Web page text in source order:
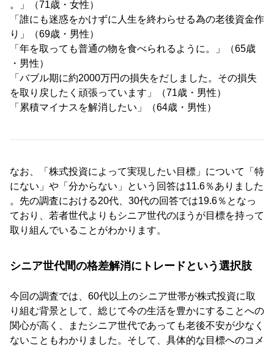
。」（71歳・女性）
「誰にも迷惑をかけずに人生を終わらせる為の老後資金作
り」（69歳・男性）
「年を取っても普通の物を食べられるように。」（65歳
・男性）
「バブル期に約2000万円の損失をだしました。その損失
を取り戻したく頑張っています」（71歳・男性）
「累積マイナスを解消したい」（64歳・男性）
なお、「株式投資によって実現したい目標」について「特
にない」や「分からない」という回答は11.6％ありました
。先の調査における20代、30代の回答では19.6％となっ
ており、若者世代よりもシニア世代のほうが目標を持って
取り組んでいることがわかります。
シニア世代間の格差解消にトレードという選択肢
今回の調査では、60代以上のシニア世帯が株式投資に取
り組む背景として、総じて今の生活を豊かにすることへの
関心が高く、またシニア世代であっても老後不安が少なく
ないこともわかりました。そして、具体的な目標へのコメ